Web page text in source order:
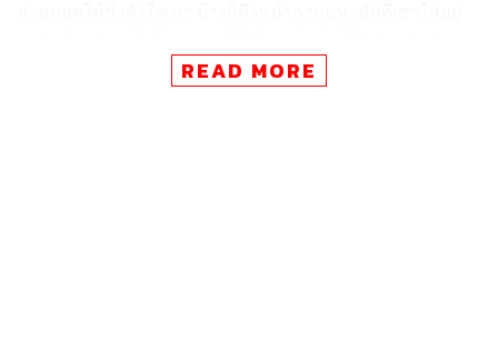
หรือมีทัศนคติเชิงลบต่อ Jiang รวมถึงชาวจีนคนอื่นๆ
READ MORE